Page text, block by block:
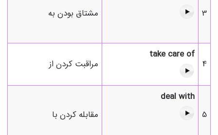
3
مشتاق بودن به
4
take care of
مراقبت کردن از
5
deal with
مقابله کردن با